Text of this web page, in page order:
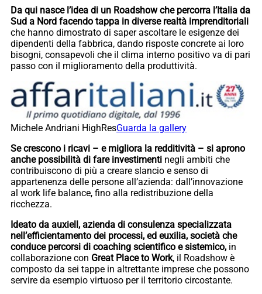
Da qui nasce l’idea di un Roadshow che percorra l’Italia da
Sud a Nord facendo tappa in diverse realtà imprenditoriali
che hanno dimostrato di saper ascoltare le esigenze dei
dipendenti della fabbrica, dando risposte concrete ai loro
bisogni, consapevoli che il clima interno positivo va di pari
passo con il miglioramento della produttività.
Michele Andriani HighResGuarda la gallery
Se crescono i ricavi – e migliora la redditività – si aprono
anche possibilità di fare investimenti negli ambiti che
contribuiscono di più a creare slancio e senso di
appartenenza delle persone all’azienda: dall’innovazione
al work life balance, fino alla redistribuzione della
ricchezza.
Ideato da auxiell, azienda di consulenza specializzata
nell’efficientamento dei processi, ed euxilia, società che
conduce percorsi di coaching scientifico e sistemico, in
collaborazione con Great Place to Work, il Roadshow è
composto da sei tappe in altrettante imprese che possono
servire da esempio virtuoso per il territorio circostante.